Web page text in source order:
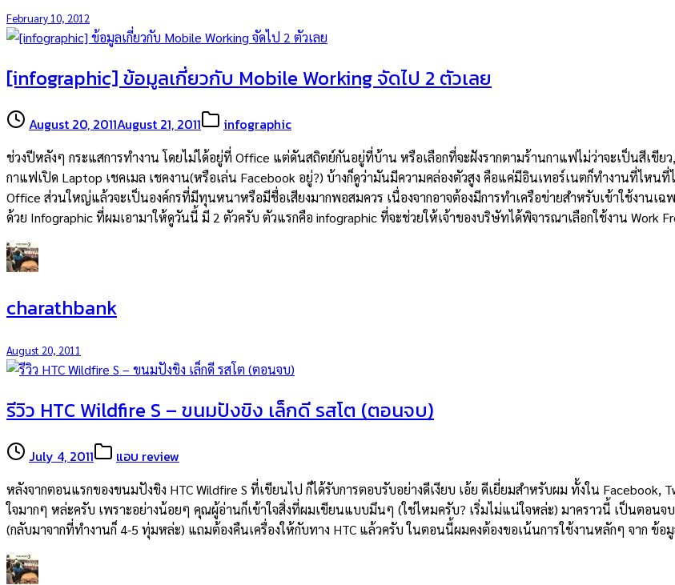
February 10, 2012
[infographic] ข้อมูลเกี่ยวกับ Mobile Working จัดไป 2 ตัวเลย
August 20, 2011August 21, 2011 infographic
ช่วงปีหลังๆ กระแสการทำงาน โดยไม่ได้อยู่ที่ Office แต่ดันสถิตย์กันอยู่ที่บ้าน หรือเลือกที่จะฝังรากตามร้านกาแฟไม่ว่าจะเป็นสีเขีย
กาแฟเปิด Laptop เชคเมล เชคงาน(หรือเล่น Facebook อยู่?) บ้างก็ดูว่ามันมีความคล่องตัวสูง คือแค่มีอินเทอร์เนตก็ทำงานที่ไหน
Office ส่วนใหญ่แล้วจะเป็นองค์กรที่มีทุนหนาหรือมีชื่อเสียงมากพอสมควร เนื่องจากอาจต้องมีการทำเครือข่ายสำหรับเข้าใช้งานเ
ด้วย Infographic ที่ผมเอามาให้ดูวันนี้ มี 2 ตัวครับ ตัวแรกคือ infographic ที่จะช่วยให้เจ้าของบริษัทได้พิจารณาเลือกใช้งาน Work
charathbank
August 20, 2011
รีวิว HTC Wildfire S – ขนมปังขิง เล็กดี รสโต (ตอนจบ)
July 4, 2011 แอบ review
หลังจากตอนแรกของขนมปังขิง HTC Wildfire S ที่เขียนไป ก็ได้รับการตอบรับอย่างดีเงียบ เอ้ย ดีเยี่ยมสำหรับผม ทั้งใน
ใจมากๆ หล่ะครับ เพราะอย่างน้อยๆ คุณผู้อ่านก็เข้าใจสิ่งที่ผมเขียนแบบมึนๆ (ใช่ไหมครับ? เริ่มไม่แน่ใจหล่ะ) มาคราวนี้ เป็นตอนจ
(กลับมาจากที่ทำงานก็ 4-5 ทุ่มหล่ะ) แถมต้องคืนเครื่องให้กับทาง HTC แล้วครับ ในตอนนี้ผมคงต้องขอเน้นการใช้งานหลักๆ จาก ข้